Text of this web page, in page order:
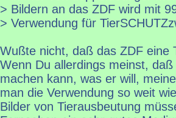
> Bildern an das ZDF wird mit
> Verwendung für
Wußte nicht, daß das ZDF eine
Wenn Du allerdings meinst,
machen kann, was er will,
man die Verwendung so weit
Bilder von Tierausbeutung